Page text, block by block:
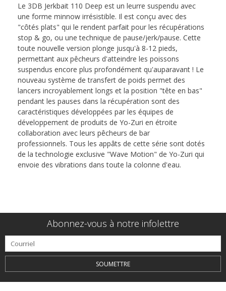
Le 3DB Jerkbait 110 Deep est un leurre suspendu avec
une forme minnow irrésistible. Il est conçu avec des
"côtés plats" qui le rendent parfait pour les récupérations
stop & go, ou une technique de pause/jerk/pause. Cette
toute nouvelle version plonge jusqu'à 8-12 pieds,
permettant aux pêcheurs d'atteindre les poissons
suspendus encore plus profondément qu'auparavant ! Le
nouveau système de transfert de poids permet des
lancers incroyablement longs et la position "tête en bas"
pendant les pauses dans la récupération sont des
caractéristiques développées par les équipes de
développement de produits de Yo-Zuri en étroite
collaboration avec leurs pêcheurs de bar
professionnels. Tous les appâts de cette série sont dotés
de la technologie exclusive "Wave Motion" de Yo-Zuri qui
envoie des vibrations dans toute la colonne d'eau.
Abonnez-vous à notre infolettre
SOUMETTRE